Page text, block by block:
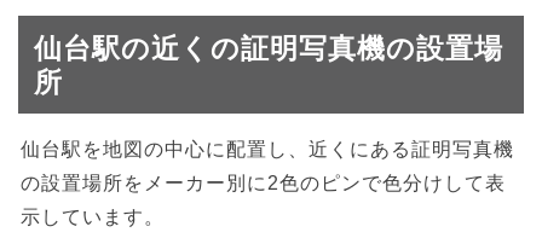
仙台駅の近くの証明写真機の設置場
所
仙台駅を地図の中心に配置し、近くにある証明写真機
の設置場所をメーカー別に2色のピンで色分けして表
示しています。